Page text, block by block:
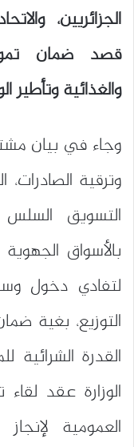
الجزائريين،
قصد ضمان
والغذائية وتأطير
وجاء في بيان
وترقية
التسويق السلس
بالأسواق
لتفادي دخول
التوزيع، بغية
القدرة
الوزارة عقد
العمومية